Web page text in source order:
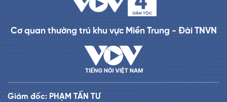
Cơ quan thường trú khu vực Miền Trung - Đài TNVN
Giám đốc: PHẠM TẤN TƯ